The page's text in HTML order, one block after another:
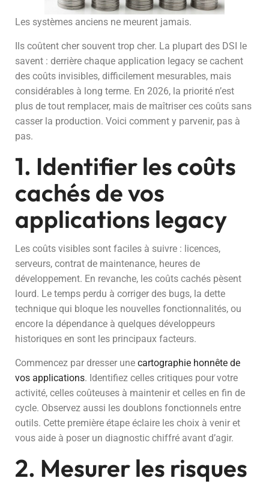
Les systèmes anciens ne meurent jamais.
Ils coûtent cher souvent trop cher. La plupart des DSI le
savent : derrière chaque application legacy se cachent
des coûts invisibles, difficilement mesurables, mais
considérables à long terme. En 2026, la priorité n’est
plus de tout remplacer, mais de maîtriser ces coûts sans
casser la production. Voici comment y parvenir, pas à
pas.
1. Identifier les coûts
cachés de vos
applications legacy
Les coûts visibles sont faciles à suivre : licences,
serveurs, contrat de maintenance, heures de
développement. En revanche, les coûts cachés pèsent
lourd. Le temps perdu à corriger des bugs, la dette
technique qui bloque les nouvelles fonctionnalités, ou
encore la dépendance à quelques développeurs
historiques en sont les principaux facteurs.
Commencez par dresser une cartographie honnête de
vos applications. Identifiez celles critiques pour votre
activité, celles coûteuses à maintenir et celles en fin de
cycle. Observez aussi les doublons fonctionnels entre
outils. Cette première étape éclaire les choix à venir et
vous aide à poser un diagnostic chiffré avant d’agir.
2. Mesurer les risques